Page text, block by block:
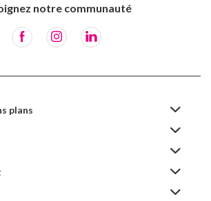
notre communauté
plans